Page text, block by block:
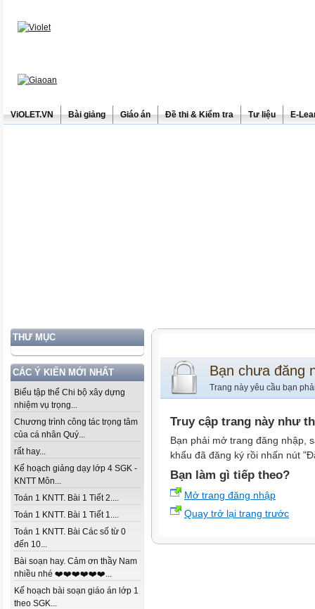
ViOLET.VN Bài giảng Giáo án Đề thi & Kiểm tra Tư liệu E-
THƯ MỤC
CÁC Ý KIẾN MỚI NHẤT
Biểu tập thể Chi bộ xây dựng
nhiệm vụ trọng...
Chương trình công tác trọng tâm
của cá nhân Quý...
rất hay...
Kế hoạch giảng dạy lớp 4 SGK -
KNTT Môn...
Toán 1 KNTT. Bài 1 Tiết 2....
Toán 1 KNTT. Bài 1 Tiết 1....
Toán 1 KNTT. Bài Các số từ 0
đến 10...
Bài soạn hay. Cảm ơn thầy Nam
nhiều nhé ❤️❤️❤️❤️❤️❤️...
Kế hoạch bài soạn giáo án lớp 1
theo SGK...
Bạn chưa đăng
Trang này yêu cầu bạn
Truy cập trang này như
Bạn phải mở trang đăng nhập,
khẩu đã đăng ký rồi nhấn nút
Bạn làm gì tiếp theo?
Mở trang đăng nhập
Quay trở lại trang trước